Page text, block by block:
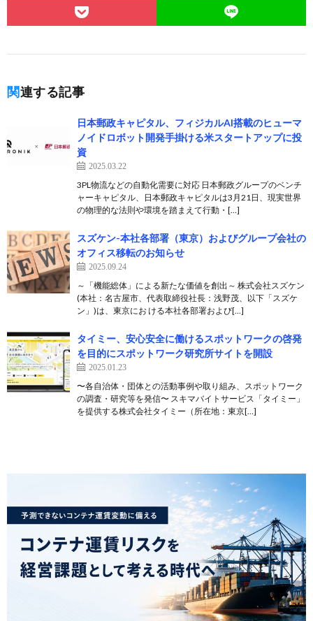
関連する記事
日本郵政キャピタル、フィジカルAI搭載のヒューマ
ノイドロボット開発手掛ける米スタートアップに投
資
2025.03.22
3PL物流などの自動化需要に対応 日本郵政グループのベンチ
ャーキャピタル、日本郵政キャピタルは3月21日、現実世界
の物理的な法則や環境を踏まえて行動・[…]
スズケン-本社各部署（東京）およびグループ会社の
オフィス移転のお知らせ
2025.09.24
～「機能総体」による新たな価値を創出～ 株式会社スズケン
(本社：名古屋市、代表取締役社長：浅野茂、以下「スズケ
ン」)は、東京にお ける本社各部署および[…]
タイミー、安心安全に働けるスポットワークの啓発
を目的にスポットワーク研究所サイトを開設
2025.01.23
〜各自治体・団体との活動事例や取り組み、スポットワーク
の調査・研究等を発信〜 スキマバイトサービス「タイミー」
を提供する株式会社タイミー（所在地：東京[…]